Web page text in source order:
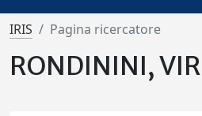
IRIS Pagina ricercatore
RONDININI,